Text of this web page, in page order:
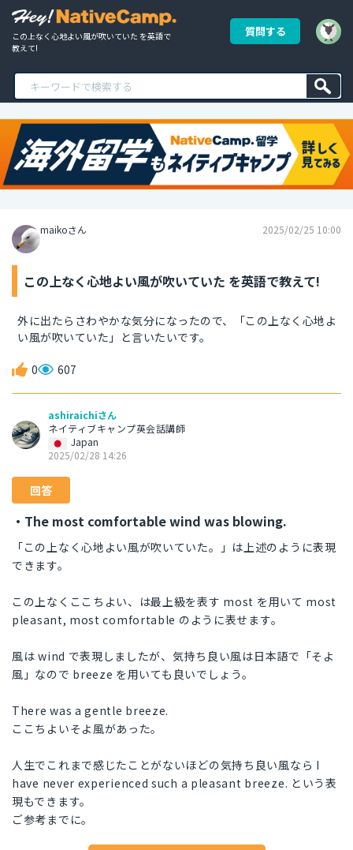
この上なく心地よい風が吹いていた を英語で
教えて!
質問する
maikoさん 2025/02/25 10:00
この上なく心地よい風が吹いていた を英語で教えて!
外に出たらさわやかな気分になったので、「この上なく心地よ
い風が吹いていた」と言いたいです。
0 607
ashiraichiさん
ネイティブキャンプ英会話講師
Japan
2025/02/28 14:26
回答
・The most comfortable wind was blowing.
「この上なく心地よい風が吹いていた。」は上述のように表現
できます。
この上なくここちよい、は最上級を表す most を用いて most
pleasant, most comfortable のように表せます。
風は wind で表現しましたが、気持ち良い風は日本語で「そよ
風」なので breeze を用いても良いでしょう。
There was a gentle breeze.
ここちよいそよ風があった。
人生でこれまで感じたことがないほどの気持ち良い風なら I
have never experienced such a pleasant breeze. という表
現もできます。
ご参考までに。